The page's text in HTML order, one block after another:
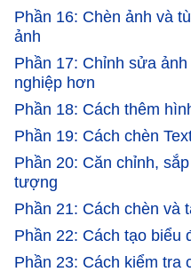
Phần 16: Chèn ảnh và
ảnh
Phần 17: Chỉnh sửa
nghiệp hơn
Phần 18: Cách thêm
Phần 19: Cách chèn
Phần 20: Căn chỉnh,
tượng
Phần 21: Cách chèn và
Phần 22: Cách tạo biểu
Phần 23: Cách kiểm tra